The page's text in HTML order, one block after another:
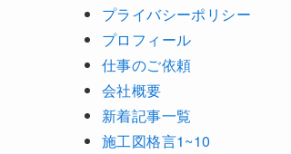
プライバシーポリシー
プロフィール
仕事のご依頼
会社概要
新着記事一覧
施工図格言1~10